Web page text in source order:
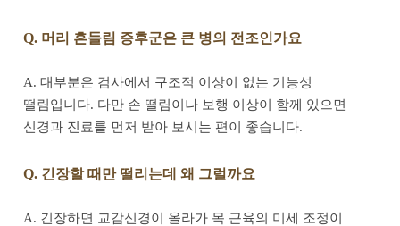
Q. 머리 흔들림 증후군은 큰 병의 전조인가요
A. 대부분은 검사에서 구조적 이상이 없는 기능성
떨림입니다. 다만 손 떨림이나 보행 이상이 함께 있으면
신경과 진료를 먼저 받아 보시는 편이 좋습니다.
Q. 긴장할 때만 떨리는데 왜 그럴까요
A. 긴장하면 교감신경이 올라가 목 근육의 미세 조정이